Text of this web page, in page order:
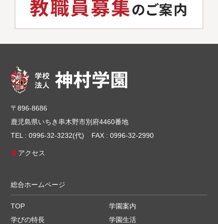
〒896-8686
鹿児島県いちき串木野市別府4460番地
TEL : 0996-32-3232(代)
FAX : 0996-32-2990
アクセス
総合ホームページ
TOP
学園案内
学びの特長
学園生活